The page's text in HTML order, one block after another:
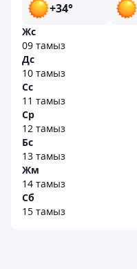
+34°
Жс
09 тамыз
Дс
10 тамыз
Сс
11 тамыз
Ср
12 тамыз
Бс
13 тамыз
Жм
14 тамыз
Сб
15 тамыз